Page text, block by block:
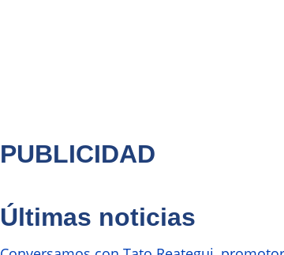
PUBLICIDAD
Últimas noticias